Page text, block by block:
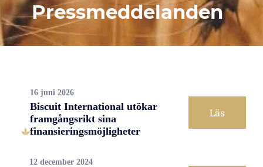
Pressmeddelanden
16 juni 2026
Biscuit International utökar
framgångsrikt sina
finansieringsmöjligheter
Läs
12 december 2024